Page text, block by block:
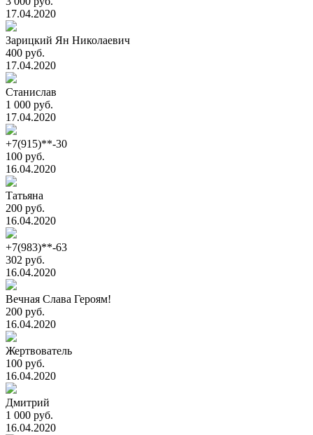
17.04.2020
Зарицкий Ян Николаевич
400 руб.
17.04.2020
Станислав
1 000 руб.
17.04.2020
+7(915)**-30
100 руб.
16.04.2020
Татьяна
200 руб.
16.04.2020
+7(983)**-63
302 руб.
16.04.2020
Вечная Слава Героям!
200 руб.
16.04.2020
Жертвователь
100 руб.
16.04.2020
Дмитрий
1 000 руб.
16.04.2020